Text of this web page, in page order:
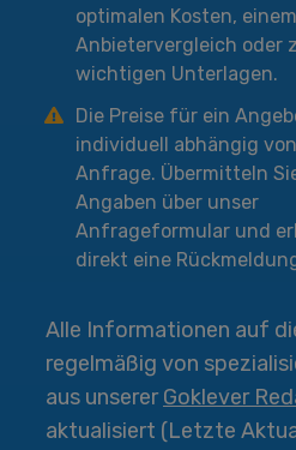
optimalen Kosten, einem
Anbietervergleich oder
wichtigen Unterlagen.
Die Preise für ein
individuell abhängig
Anfrage. Übermitteln
Angaben über unser
Anfrageformular und
direkt eine
Alle Informationen auf
regelmäßig von
aus unsererGoklever
aktualisiert (Letzte